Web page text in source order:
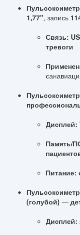
1,77", запись
Связь:
тревоги
Дисплей:
Память/
Питание:
(голубой) —
Дисплей: